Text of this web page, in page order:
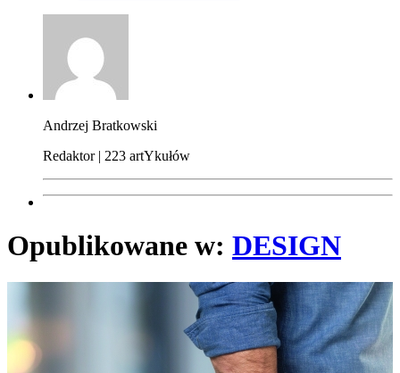
Andrzej Bratkowski
Redaktor | 223 artYkułów
Opublikowane w: DESIGN